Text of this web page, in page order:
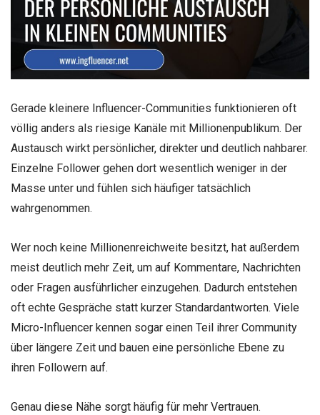
Gerade kleinere Influencer-Communities funktionieren oft
völlig anders als riesige Kanäle mit Millionenpublikum. Der
Austausch wirkt persönlicher, direkter und deutlich nahbarer.
Einzelne Follower gehen dort wesentlich weniger in der
Masse unter und fühlen sich häufiger tatsächlich
wahrgenommen.
Wer noch keine Millionenreichweite besitzt, hat außerdem
meist deutlich mehr Zeit, um auf Kommentare, Nachrichten
oder Fragen ausführlicher einzugehen. Dadurch entstehen
oft echte Gespräche statt kurzer Standardantworten. Viele
Micro-Influencer kennen sogar einen Teil ihrer Community
über längere Zeit und bauen eine persönliche Ebene zu
ihren Followern auf.
Genau diese Nähe sorgt häufig für mehr Vertrauen.